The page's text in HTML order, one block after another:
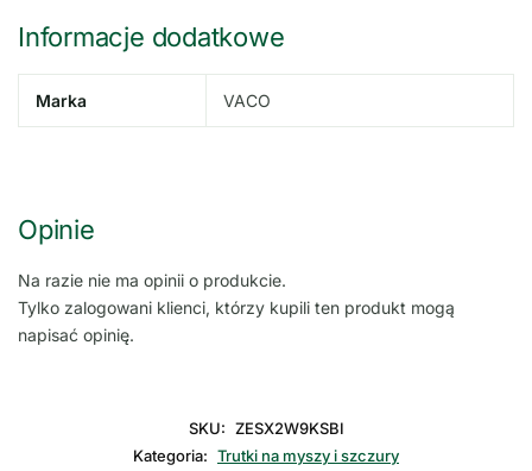
Informacje dodatkowe
Marka VACO
Opinie
Na razie nie ma opinii o produkcie.
Tylko zalogowani klienci, którzy kupili ten produkt mogą
napisać opinię.
SKU: ZESX2W9KSBI
Kategoria: Trutki na myszy i szczury